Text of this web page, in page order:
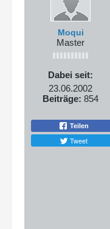
Moqui
Master
Dabei seit:
23.06.2002
Beiträge: 854
Teilen
Tweet